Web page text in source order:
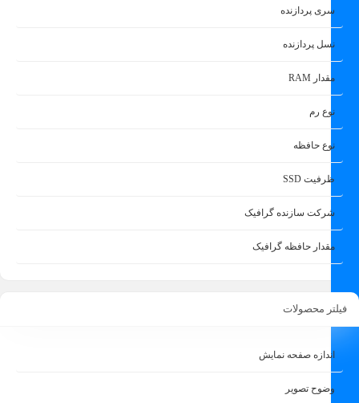
سری پردازنده
نسل پردازنده
مقدار RAM
نوع رم
نوع حافظه
ظرفیت SSD
شرکت سازنده گرافیک
مقدار حافظه گرافیک
فیلتر محصولات
اندازه صفحه نمایش
وضوح تصویر